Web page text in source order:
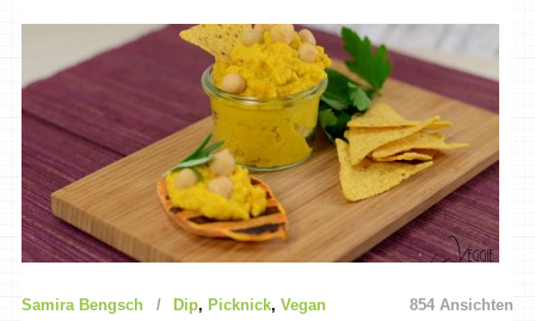
Samira Bengsch Dip, Picknick, Vegan 854 Ansichten